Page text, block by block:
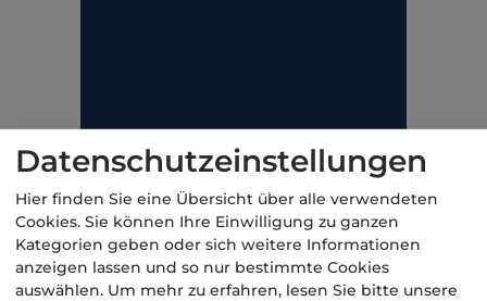
Datenschutzeinstellungen
Hier finden Sie eine Übersicht über alle verwendeten
Cookies. Sie können Ihre Einwilligung zu ganzen
Kategorien geben oder sich weitere Informationen
anzeigen lassen und so nur bestimmte Cookies
auswählen. Um mehr zu erfahren, lesen Sie bitte unsere